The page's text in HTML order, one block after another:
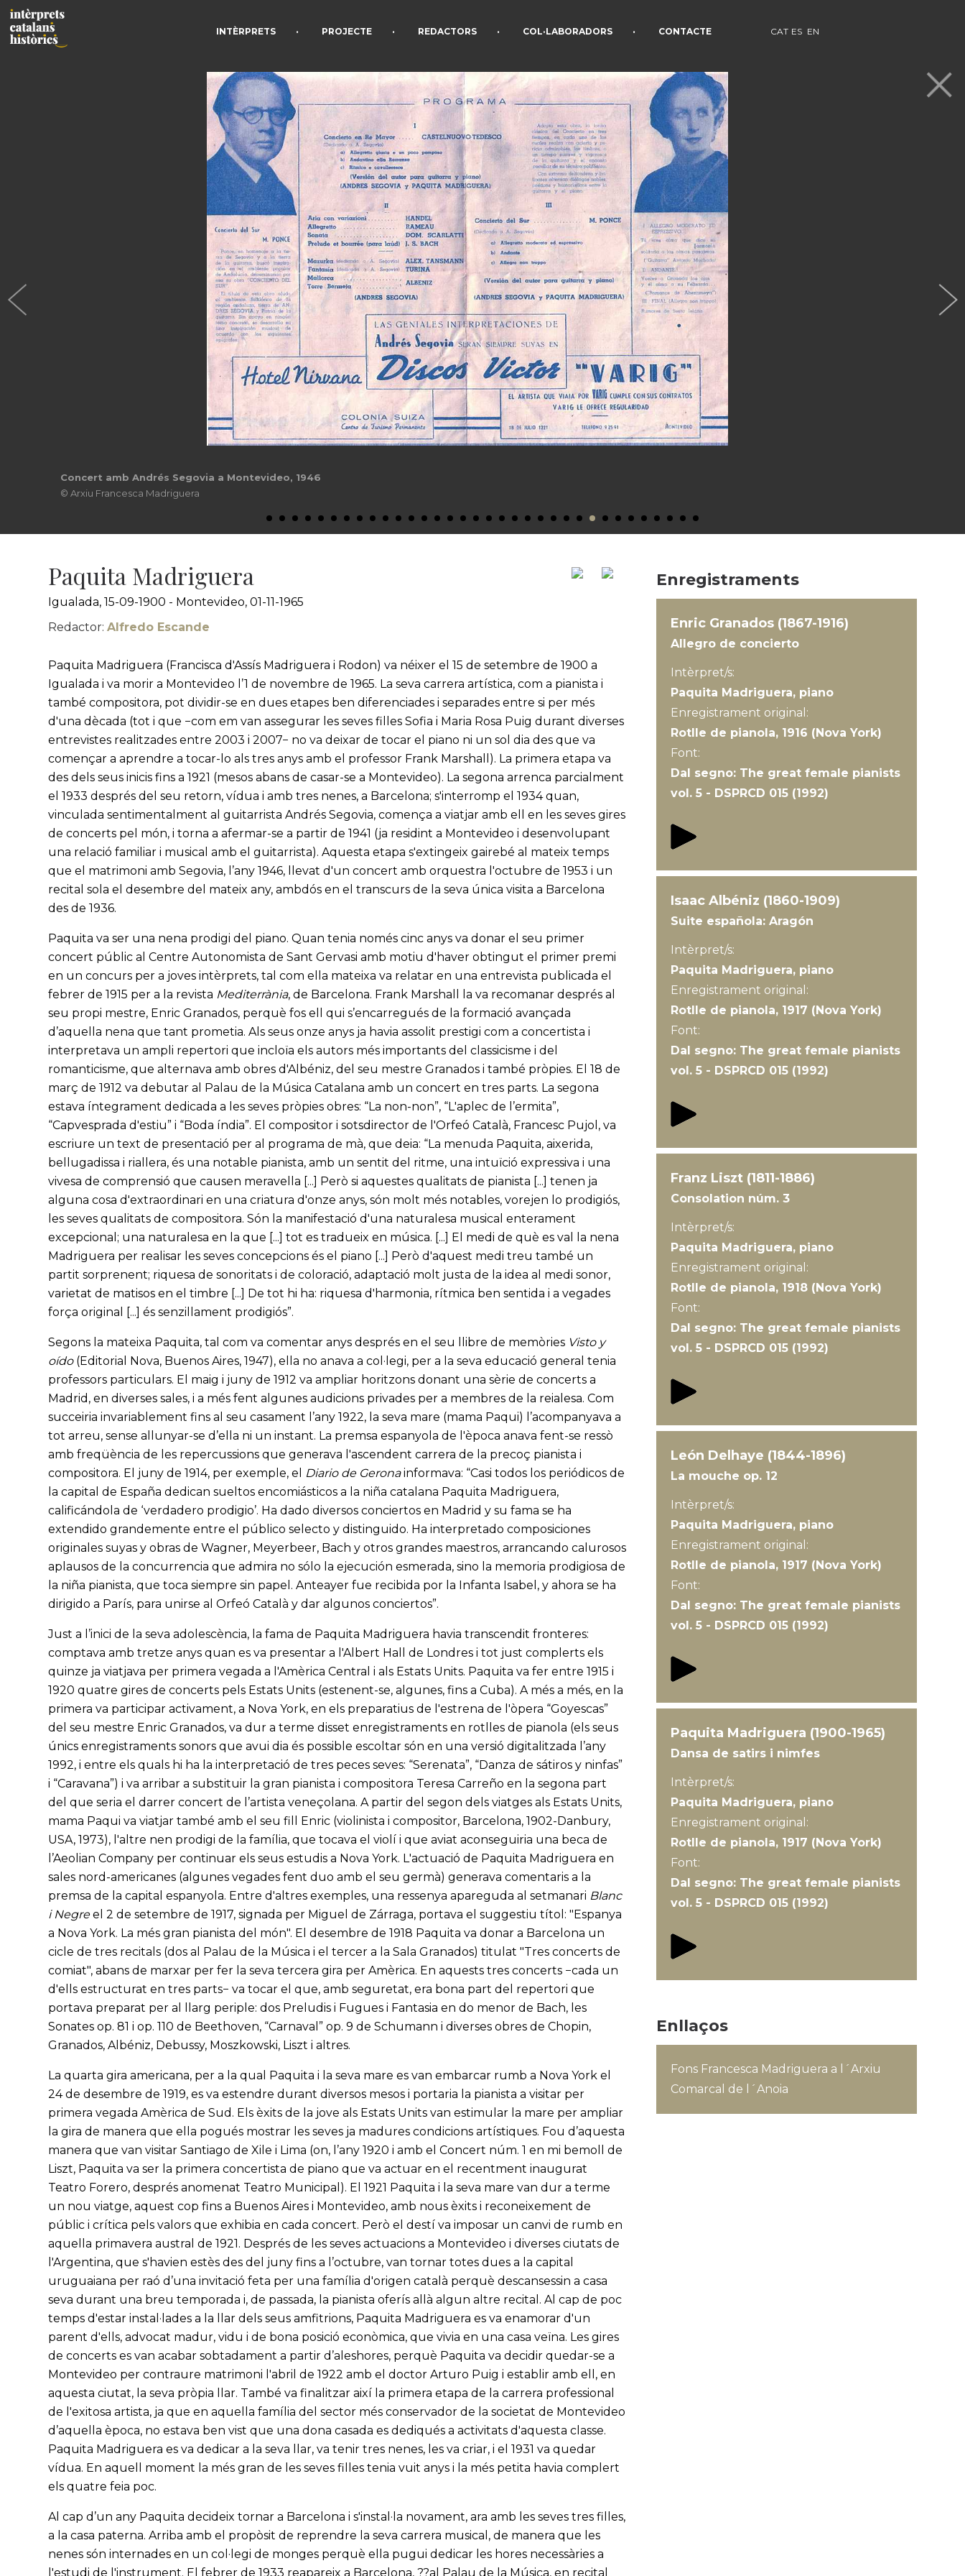
INTÈRPRETS • PROJECTE • REDACTORS • COL·LABORADORS • CONTACTE CAT ES EN
"Visto y oido", llibre autobiogràfic de la pianista
Domini públic
Paquita Madriguera
Igualada, 15-09-1900 - Montevideo, 01-11-1965
Redactor:Alfredo Escande
Paquita Madriguera (Francisca d'Assís Madriguera i Rodon) va néixer el 15 de setembre de 1900 a
Igualada i va morir a Montevideo l’1 de novembre de 1965. La seva carrera artística, com a pianista i
també compositora, pot dividir-se en dues etapes ben diferenciades i separades entre si per més
d'una dècada (tot i que −com em van assegurar les seves filles Sofia i Maria Rosa Puig durant diverses
entrevistes realitzades entre 2003 i 2007− no va deixar de tocar el piano ni un sol dia des que va
començar a aprendre a tocar-lo als tres anys amb el professor Frank Marshall). La primera etapa va
des dels seus inicis fins a 1921 (mesos abans de casar-se a Montevideo). La segona arrenca parcialment
el 1933 després del seu retorn, vídua i amb tres nenes, a Barcelona; s'interromp el 1934 quan,
vinculada sentimentalment al guitarrista Andrés Segovia, comença a viatjar amb ell en les seves gires
de concerts pel món, i torna a afermar-se a partir de 1941 (ja residint a Montevideo i desenvolupant
una relació familiar i musical amb el guitarrista). Aquesta etapa s'extingeix gairebé al mateix temps
que el matrimoni amb Segovia, l’any 1946, llevat d'un concert amb orquestra l'octubre de 1953 i un
recital sola el desembre del mateix any, ambdós en el transcurs de la seva única visita a Barcelona
des de 1936.
Paquita va ser una nena prodigi del piano. Quan tenia només cinc anys va donar el seu primer
concert públic al Centre Autonomista de Sant Gervasi amb motiu d'haver obtingut el primer premi
en un concurs per a joves intèrprets, tal com ella mateixa va relatar en una entrevista publicada el
febrer de 1915 per a la revista Mediterrània, de Barcelona. Frank Marshall la va recomanar després al
seu propi mestre, Enric Granados, perquè fos ell qui s’encarregués de la formació avançada
d’aquella nena que tant prometia. Als seus onze anys ja havia assolit prestigi com a concertista i
interpretava un ampli repertori que incloïa els autors més importants del classicisme i del
romanticisme, que alternava amb obres d'Albéniz, del seu mestre Granados i també pròpies. El 18 de
març de 1912 va debutar al Palau de la Música Catalana amb un concert en tres parts. La segona
estava íntegrament dedicada a les seves pròpies obres: “La non-non”, “L'aplec de l’ermita”,
“Capvesprada d'estiu” i “Boda índia”. El compositor i sotsdirector de l'Orfeó Català, Francesc Pujol, va
escriure un text de presentació per al programa de mà, que deia: “La menuda Paquita, aixerida,
bellugadissa i riallera, és una notable pianista, amb un sentit del ritme, una intuïció expressiva i una
vivesa de comprensió que causen meravella [...] Però si aquestes qualitats de pianista [...] tenen ja
alguna cosa d'extraordinari en una criatura d'onze anys, són molt més notables, vorejen lo prodigiós,
les seves qualitats de compositora. Són la manifestació d'una naturalesa musical enterament
excepcional; una naturalesa en la que [...] tot es tradueix en música. [...] El medi de què es val la nena
Madriguera per realisar les seves concepcions és el piano [...] Però d'aquest medi treu també un
partit sorprenent; riquesa de sonoritats i de coloració, adaptació molt justa de la idea al medi sonor,
varietat de matisos en el timbre [...] De tot hi ha: riquesa d'harmonia, rítmica ben sentida i a vegades
força original [...] és senzillament prodigiós”.
Segons la mateixa Paquita, tal com va comentar anys després en el seu llibre de memòries Visto y
oído(Editorial Nova, Buenos Aires, 1947), ella no anava a col·legi, per a la seva educació general tenia
professors particulars. El maig i juny de 1912 va ampliar horitzons donant una sèrie de concerts a
Madrid, en diverses sales, i a més fent algunes audicions privades per a membres de la reialesa. Com
succeiria invariablement fins al seu casament l’any 1922, la seva mare (mama Paqui) l’acompanyava a
tot arreu, sense allunyar-se d’ella ni un instant. La premsa espanyola de l'època anava fent-se ressò
amb freqüència de les repercussions que generava l'ascendent carrera de la precoç pianista i
compositora. El juny de 1914, per exemple, el Diario de Geronainformava: “Casi todos los periódicos de
la capital de España dedican sueltos encomiásticos a la niña catalana Paquita Madriguera,
calificándola de ‘verdadero prodigio’. Ha dado diversos conciertos en Madrid y su fama se ha
extendido grandemente entre el público selecto y distinguido. Ha interpretado composiciones
originales suyas y obras de Wagner, Meyerbeer, Bach y otros grandes maestros, arrancando calurosos
aplausos de la concurrencia que admira no sólo la ejecución esmerada, sino la memoria prodigiosa de
la niña pianista, que toca siempre sin papel. Anteayer fue recibida por la Infanta Isabel, y ahora se ha
dirigido a París, para unirse al Orfeó Català y dar algunos conciertos”.
Just a l’inici de la seva adolescència, la fama de Paquita Madriguera havia transcendit fronteres:
comptava amb tretze anys quan es va presentar a l'Albert Hall de Londres i tot just complerts els
quinze ja viatjava per primera vegada a l'Amèrica Central i als Estats Units. Paquita va fer entre 1915 i
1920 quatre gires de concerts pels Estats Units (estenent-se, algunes, fins a Cuba). A més a més, en la
primera va participar activament, a Nova York, en els preparatius de l'estrena de l'òpera “Goyescas”
del seu mestre Enric Granados, va dur a terme disset enregistraments en rotlles de pianola (els seus
únics enregistraments sonors que avui dia és possible escoltar són en una versió digitalitzada l’any
1992, i entre els quals hi ha la interpretació de tres peces seves: “Serenata”, “Danza de sátiros y ninfas”
i “Caravana”) i va arribar a substituir la gran pianista i compositora Teresa Carreño en la segona part
del que seria el darrer concert de l’artista veneçolana. A partir del segon dels viatges als Estats Units,
mama Paqui va viatjar també amb el seu fill Enric (violinista i compositor, Barcelona, 1902-Danbury,
USA, 1973), l'altre nen prodigi de la família, que tocava el violí i que aviat aconseguiria una beca de
l’Aeolian Company per continuar els seus estudis a Nova York. L'actuació de Paquita Madriguera en
sales nord-americanes (algunes vegades fent duo amb el seu germà) generava comentaris a la
premsa de la capital espanyola. Entre d'altres exemples, una ressenya apareguda al setmanari Blanc
i Negreel 2 de setembre de 1917, signada per Miguel de Zárraga, portava el suggestiu títol: "Espanya
a Nova York. La més gran pianista del món". El desembre de 1918 Paquita va donar a Barcelona un
cicle de tres recitals (dos al Palau de la Música i el tercer a la Sala Granados) titulat "Tres concerts de
comiat", abans de marxar per fer la seva tercera gira per Amèrica. En aquests tres concerts −cada un
d'ells estructurat en tres parts− va tocar el que, amb seguretat, era bona part del repertori que
portava preparat per al llarg periple: dos Preludis i Fugues i Fantasia en do menor de Bach, les
Sonates op. 81 i op. 110 de Beethoven, “Carnaval” op. 9 de Schumann i diverses obres de Chopin,
Granados, Albéniz, Debussy, Moszkowski, Liszt i altres.
La quarta gira americana, per a la qual Paquita i la seva mare es van embarcar rumb a Nova York el
24 de desembre de 1919, es va estendre durant diversos mesos i portaria la pianista a visitar per
primera vegada Amèrica de Sud. Els èxits de la jove als Estats Units van estimular la mare per ampliar
la gira de manera que ella pogués mostrar les seves ja madures condicions artístiques. Fou d’aquesta
manera que van visitar Santiago de Xile i Lima (on, l’any 1920 i amb el Concert núm. 1 en mi bemoll de
Liszt, Paquita va ser la primera concertista de piano que va actuar en el recentment inaugurat
Teatro Forero, després anomenat Teatro Municipal). El 1921 Paquita i la seva mare van dur a terme
un nou viatge, aquest cop fins a Buenos Aires i Montevideo, amb nous èxits i reconeixement de
públic i crítica pels valors que exhibia en cada concert. Però el destí va imposar un canvi de rumb en
aquella primavera austral de 1921. Després de les seves actuacions a Montevideo i diverses ciutats de
l'Argentina, que s'havien estès des del juny fins a l’octubre, van tornar totes dues a la capital
uruguaiana per raó d’una invitació feta per una família d'origen català perquè descansessin a casa
seva durant una breu temporada i, de passada, la pianista oferís allà algun altre recital. Al cap de poc
temps d'estar instal·lades a la llar dels seus amfitrions, Paquita Madriguera es va enamorar d'un
parent d'ells, advocat madur, vidu i de bona posició econòmica, que vivia en una casa veïna. Les gires
de concerts es van acabar sobtadament a partir d’aleshores, perquè Paquita va decidir quedar-se a
Montevideo per contraure matrimoni l'abril de 1922 amb el doctor Arturo Puig i establir amb ell, en
aquesta ciutat, la seva pròpia llar. També va finalitzar així la primera etapa de la carrera professional
de l'exitosa artista, ja que en aquella família del sector més conservador de la societat de Montevideo
d’aquella època, no estava ben vist que una dona casada es dediqués a activitats d'aquesta classe.
Paquita Madriguera es va dedicar a la seva llar, va tenir tres nenes, les va criar, i el 1931 va quedar
vídua. En aquell moment la més gran de les seves filles tenia vuit anys i la més petita havia complert
els quatre feia poc.
Al cap d’un any Paquita decideix tornar a Barcelona i s'instal·la novament, ara amb les seves tres filles,
a la casa paterna. Arriba amb el propòsit de reprendre la seva carrera musical, de manera que les
nenes són internades en un col·legi de monges perquè ella pugui dedicar les hores necessàries a
l'estudi de l'instrument. El febrer de 1933 reapareix a Barcelona, ??al Palau de la Música, en recital
Enregistraments
Enric Granados (1867-1916)
Allegro de concierto
Intèrpret/s:
Paquita Madriguera, piano
Enregistrament original:
Rotlle de pianola, 1916 (Nova York)
Font:
Dal segno: The great female pianists
vol. 5 - DSPRCD 015 (1992)
Isaac Albéniz (1860-1909)
Suite española: Aragón
Intèrpret/s:
Paquita Madriguera, piano
Enregistrament original:
Rotlle de pianola, 1917 (Nova York)
Font:
Dal segno: The great female pianists
vol. 5 - DSPRCD 015 (1992)
Franz Liszt (1811-1886)
Consolation núm. 3
Intèrpret/s:
Paquita Madriguera, piano
Enregistrament original:
Rotlle de pianola, 1918 (Nova York)
Font:
Dal segno: The great female pianists
vol. 5 - DSPRCD 015 (1992)
León Delhaye (1844-1896)
La mouche op. 12
Intèrpret/s:
Paquita Madriguera, piano
Enregistrament original:
Rotlle de pianola, 1917 (Nova York)
Font:
Dal segno: The great female pianists
vol. 5 - DSPRCD 015 (1992)
Paquita Madriguera (1900-1965)
Dansa de satirs i nimfes
Intèrpret/s:
Paquita Madriguera, piano
Enregistrament original:
Rotlle de pianola, 1917 (Nova York)
Font:
Dal segno: The great female pianists
vol. 5 - DSPRCD 015 (1992)
Enllaços
Fons Francesca Madriguera a l´Arxiu
Comarcal de l´Anoia